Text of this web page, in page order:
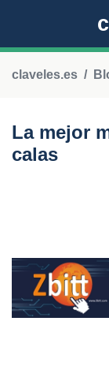
claveles.es
La mejor
calas